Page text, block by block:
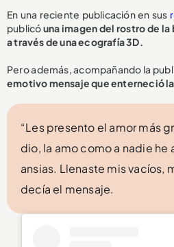
En una reciente publicación en sus
publicóuna imagen del rostro de
a través de una ecografía 3D.
Pero además, acompañando la
emotivo mensaje que enterneció
“Les presento el amor más
dio, la amo como a nadie he
ansias. Llenaste mis vacíos,
decía el mensaje.